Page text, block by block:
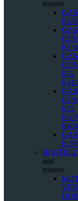
remove
GAS
GAS
GAS
R32
GAS
R22
GAS
R290
add
remove